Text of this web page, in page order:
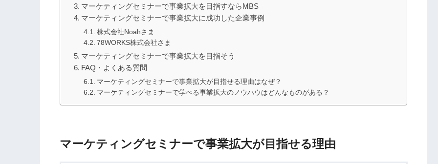
マーケティングセミナーで事業拡大を目指すならMBS
マーケティングセミナーで事業拡大に成功した企業事例
株式会社Noahさま
78WORKS株式会社さま
マーケティングセミナーで事業拡大を目指そう
FAQ・よくある質問
マーケティングセミナーで事業拡大が目指せる理由はなぜ？
マーケティングセミナーで学べる事業拡大のノウハウはどんなものがある？
マーケティングセミナーで事業拡大が目指せる理由